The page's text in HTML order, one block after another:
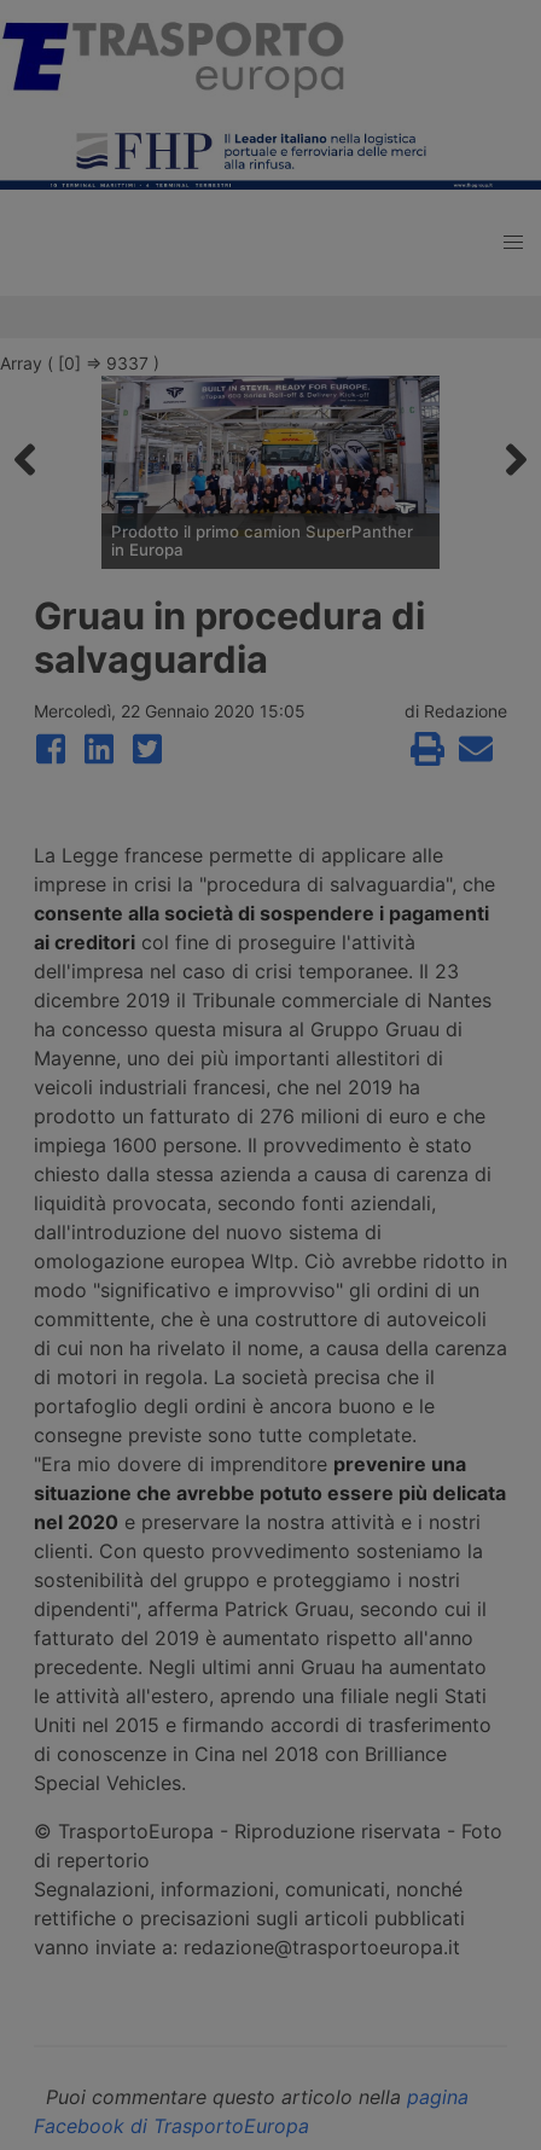
Array ( [0] => 9337 )
Prodotto il primo camion SuperPanther
in Europa
austriaca della Steyr il primo esemplare del
camion elettrico cinese SuperPanther
eTopas prodotto in Europa. Ha già ottenuto
l’omologazione Wvta per l’intera Unione
Gress Speditions.
Gruau in procedura di
salvaguardia
Mercoledì, 22 Gennaio 2020 15:05 di Redazione
La Legge francese permette di applicare alle
imprese in crisi la "procedura di salvaguardia", che
consente alla società di sospendere i pagamenti
ai creditori col fine di proseguire l'attività
dell'impresa nel caso di crisi temporanee. Il 23
dicembre 2019 il Tribunale commerciale di Nantes
ha concesso questa misura al Gruppo Gruau di
Mayenne, uno dei più importanti allestitori di
veicoli industriali francesi, che nel 2019 ha
prodotto un fatturato di 276 milioni di euro e che
impiega 1600 persone. Il provvedimento è stato
chiesto dalla stessa azienda a causa di carenza di
liquidità provocata, secondo fonti aziendali,
dall'introduzione del nuovo sistema di
omologazione europea Wltp. Ciò avrebbe ridotto in
modo "significativo e improvviso" gli ordini di un
committente, che è una costruttore di autoveicoli
di cui non ha rivelato il nome, a causa della carenza
di motori in regola. La società precisa che il
portafoglio degli ordini è ancora buono e le
consegne previste sono tutte completate.
"Era mio dovere di imprenditore prevenire una
situazione che avrebbe potuto essere più delicata
nel 2020 e preservare la nostra attività e i nostri
clienti. Con questo provvedimento sosteniamo la
sostenibilità del gruppo e proteggiamo i nostri
dipendenti", afferma Patrick Gruau, secondo cui il
fatturato del 2019 è aumentato rispetto all'anno
precedente. Negli ultimi anni Gruau ha aumentato
le attività all'estero, aprendo una filiale negli Stati
Uniti nel 2015 e firmando accordi di trasferimento
di conoscenze in Cina nel 2018 con Brilliance
Special Vehicles.
© TrasportoEuropa - Riproduzione riservata - Foto
di repertorio
Segnalazioni, informazioni, comunicati, nonché
rettifiche o precisazioni sugli articoli pubblicati
vanno inviate a: redazione@trasportoeuropa.it
Puoi commentare questo articolo nella pagina
Facebook di TrasportoEuropa